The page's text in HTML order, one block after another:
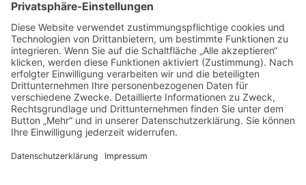
Praxis für Heilpädagogik und
Interdisziplinäre Frühförderung (IFF), Kiel